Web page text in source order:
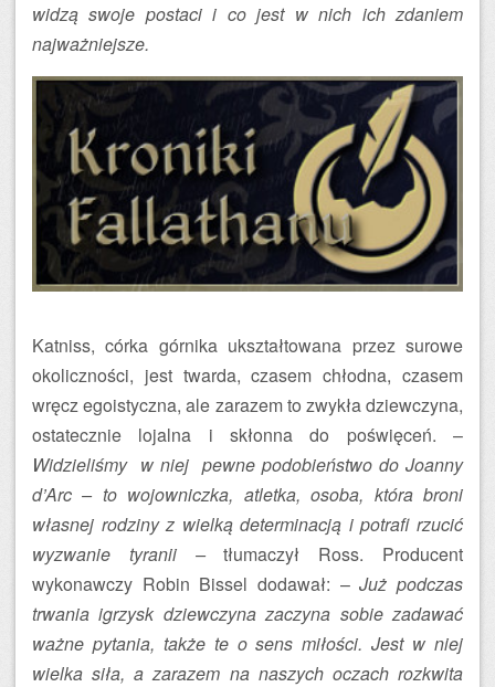
widzą swoje postaci i co jest w nich ich zdaniem
najważniejsze.
Katniss, córka górnika ukształtowana przez surowe
okoliczności, jest twarda, czasem chłodna, czasem
wręcz egoistyczna, ale zarazem to zwykła dziewczyna,
ostatecznie lojalna i skłonna do poświęceń. –
Widzieliśmy w niej pewne podobieństwo do Joanny
d’Arc – to wojowniczka, atletka, osoba, która broni
własnej rodziny z wielką determinacją i potrafi rzucić
wyzwanie tyranii –tłumaczył Ross. Producent
wykonawczy Robin Bissel dodawał: –Już podczas
trwania igrzysk dziewczyna zaczyna sobie zadawać
ważne pytania, także te o sens miłości. Jest w niej
wielka siła, a zarazem na naszych oczach rozkwita